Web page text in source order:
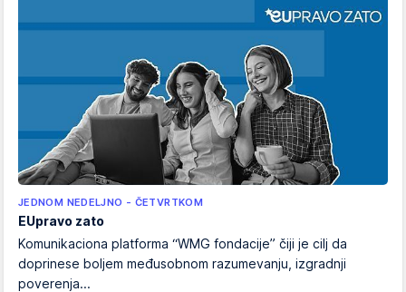
JEDNOM NEDELJNO - ČETVRTKOM
EUpravo zato
Komunikaciona platforma “WMG fondacije” čiji je cilj da
doprinese boljem međusobnom razumevanju, izgradnji
poverenja...